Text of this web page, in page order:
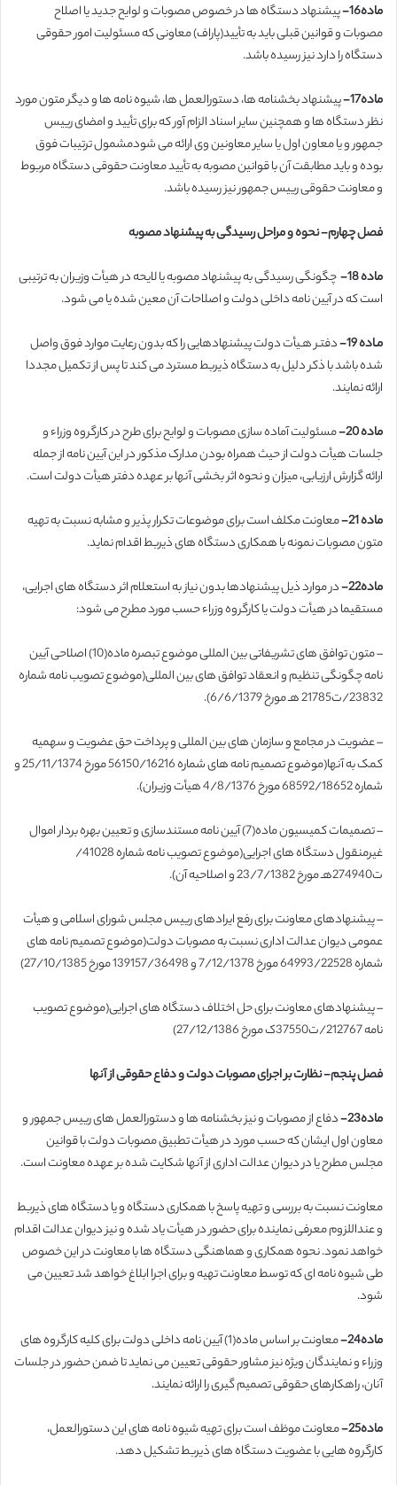
ماده16-
پیشنهاد دستگاه ها در خصوص مصوبات و لوایح جدید یا اصلاح
مصوبات و قوانین قبلی باید به تأیید(پاراف) معاونی که مسئولیت امور حقوقی
دستگاه را دارد نیز رسیده باشد.
ماده17-
پیشنهاد بخشنامه ها، دستورالعمل ها، شیوه نامه ها و دیگر متون مورد
نظر دستگاه ها و همچنین سایر اسناد الزام آور که برای تأیید و امضای رییس
جمهور و یا معاون اول یا سایر معاونین وی ارائه می شودمشمول ترتیبات فوق
بوده و باید مطابقت آن با قوانین مصوبه به تأیید معاونت حقوقی دستگاه مربوط
و معاونت حقوقی رییس جمهور نیز رسیده باشد.
فصل چهارم- نحوه و مراحل رسیدگی به پیشنهاد مصوبه
ماده 18-
چگونگی رسیدگی به پیشنهاد مصوبه یا لایحه در هیأت وزیران به ترتیبی
است که در آیین نامه داخلی دولت و اصلاحات آن معین شده یا می شود.
مـاده 19-
دفتـر هـیأت دولت پیشنهادهایی را که بدون رعایت موارد فوق واصل
شده باشد با ذکر دلیل به دستگاه ذیربط مسترد می کند تا پس از تکمیل مجددا
ارائه نمایند.
ماده 20-
مسئولیت آماده سازی مصوبات و لوایح برای طرح در کارگروه وزراء و
جلسات هیأت دولت از حیث همراه بودن مدارک مذکور در این آیین نامه از جمله
ارائه گزارش ارزیابی، میزان و نحوه اثر بخشی آنها بر عهده دفتر هیأت دولت است.
ماده 21-
معاونت مکلف است برای موضوعات تکرار پذیر و مشابه نسبت به تهیه
متون مصوبات نمونه با همکاری دستگاه های ذیربط اقدام نماید.
ماده22-
در موارد ذیل پیشنهادها بدون نیاز به استعلام اثر دستگاه های اجرایی،
مستقیما در هیأت دولت یا کارگروه وزراء حسب مورد مطرح می شود:
– متون توافق های تشریفاتی بین المللی موضوع تبصره ماده(10) اصلاحی آیین
نامه چگونگی تنظیم و انعقاد توافق های بین المللی(موضوع تصویب نامه شماره
23832/ت21785 هـ مورخ 6/6/1379).
– عضویت در مجامع و سازمان های بین المللی و پرداخت حق عضویت و سهمیه
کمک به آنها(موضوع تصمیم نامه های شماره 56150/16216 مورخ 25/11/1374 و
شماره 68592/18652 مورخ 4/8/1376 هیأت وزیران).
– تصمیمات کمیسیون ماده(7) آیین نامه مستندسازی و تعیین بهره بردار اموال
غیرمنقول دستگاه های اجرایی(موضوع تصویب نامه شماره 41028/
ت274940هـ مورخ 23/7/1382 و اصلاحیه آن).
– پیشنهادهای معاونت برای رفع ایرادهای رییس مجلس شورای اسلامی و هیأت
عمومی دیوان عدالت اداری نسبت به مصوبات دولت(موضوع تصمیم نامه های
شماره 64993/22528 مورخ 7/12/1378 و 139157/36498 مورخ 27/10/1385)
– پیشنهادهای معاونت برای حل اختلاف دستگاه های اجرایی(موضوع تصویب
نامه 212767/ت37550ک مورخ 27/12/1386)
فصل پنجم- نظارت بر اجرای مصوبات دولت و دفاع حقوقی از آنها
ماده23-
دفاع از مصوبات و نیز بخشنامه ها و دستورالعمل های رییس جمهور و
معاون اول ایشان که حسب مورد در هیأت تطبیق مصوبات دولت با قوانین
مجلس مطرح یا در دیوان عدالت اداری از آنها شکایت شده بر عهده معاونت است.
معاونت نسبت به بررسی و تهیه پاسخ با همکاری دستگاه و یا دستگاه های ذیربط
و عنداللزوم معرفی نماینده برای حضور در هیأت یاد شده و نیز دیوان عدالت اقدام
خواهد نمود. نحوه همکاری و هماهنگی دستگاه ها با معاونت در این خصوص
طی شیوه نامه ای که توسط معاونت تهیه و برای اجرا ابلاغ خواهد شد تعیین می
شود.
ماده24-
معاونت بر اساس ماده(1) آیین نامه داخلی دولت برای کلیه کارگروه های
وزراء و نمایندگان ویژه نیز مشاور حقوقی تعیین می نماید تا ضمن حضور در جلسات
آنان، راهکارهای حقوقی تصمیم گیری را ارائه نمایند.
ماده25-
معاونت موظف است برای تهیه شیوه نامه های این دستورالعمل،
کارگروه هایی با عضویت دستگاه های ذیربط تشکیل دهد.